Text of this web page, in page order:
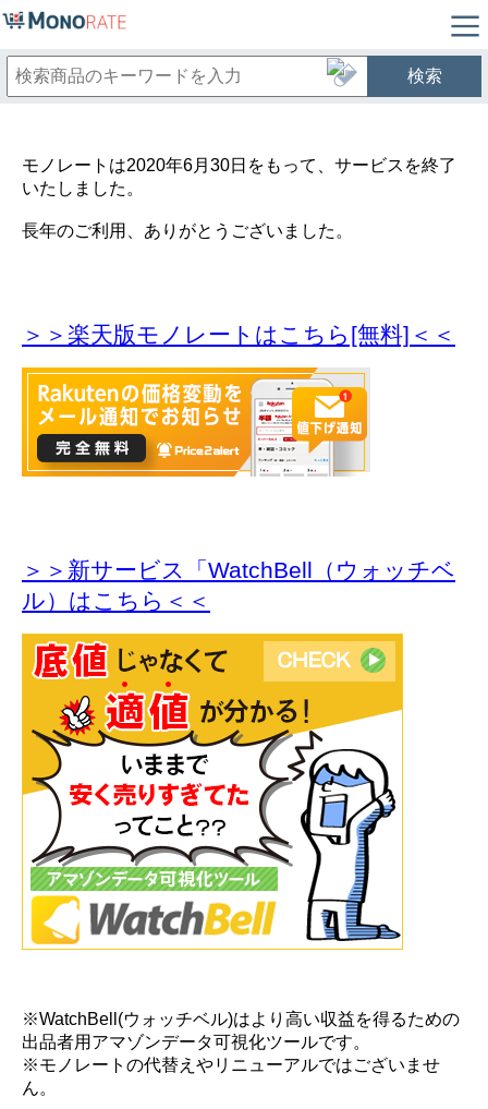
検索
モノレートは2020年6月30日をもって、サービスを終了
いたしました。
長年のご利用、ありがとうございました。
＞＞楽天版モノレートはこちら[無料]＜＜
＞＞新サービス「WatchBell（ウォッチベ
ル）はこちら＜＜
※WatchBell(ウォッチベル)はより高い収益を得るための
出品者用アマゾンデータ可視化ツールです。
※モノレートの代替えやリニューアルではございませ
ん。